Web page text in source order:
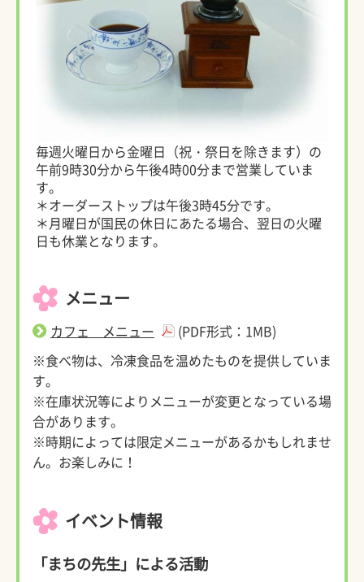
毎週火曜日から金曜日（祝・祭日を除きます）の
午前9時30分から午後4時00分まで営業していま
す。
＊オーダーストップは午後3時45分です。
＊月曜日が国民の休日にあたる場合、翌日の火曜
日も休業となります。
メニュー
カフェ メニュー
(PDF形式：1MB)
※食べ物は、冷凍食品を温めたものを提供していま
す。
※在庫状況等によりメニューが変更となっている場
合があります。
※時期によっては限定メニューがあるかもしれませ
ん。お楽しみに！
イベント情報
「まちの先生」による活動